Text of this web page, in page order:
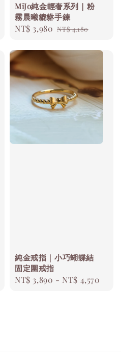
MiJo純金輕奢系列｜粉
霧晨曦貔貅手鍊
Sale
NT$ 3,980 Regular
NT$ 4,180
純金戒指｜小巧蝴蝶結
固定圍戒指
Regular
NT$ 3,890 - NT$ 4,570